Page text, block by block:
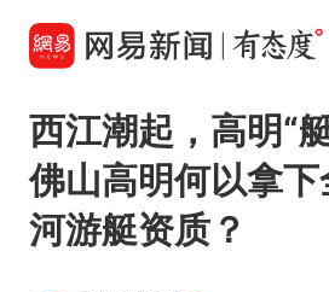
西江潮起，高明“
佛山高明何以拿
河游艇资质？